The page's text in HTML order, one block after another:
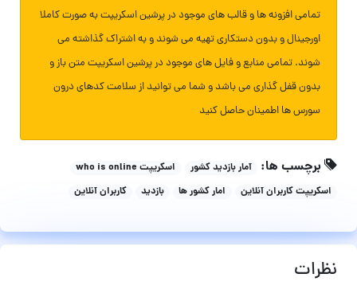
تمامی افزونه ها و قالب های موجود در پرشین اسکریپت به صورت کاملا
اورجینال و بدون دستکاری تهیه می شوند و به اشتراک گذاشته می
شوند. تمامی منابع و فایل های موجود در پرشین اسکریپت متن باز و
بدون قفل گذاری می باشد و شما می توانید از سلامت کدهای درون
سورس ها اطمینان حاصل کنید
برچسب ها: آمار بازدید کشور
اسکریپت who is online
اسکریپت کاربران آنلاین
امار کشور ها بازدید کاربران آنلاین
نظرات